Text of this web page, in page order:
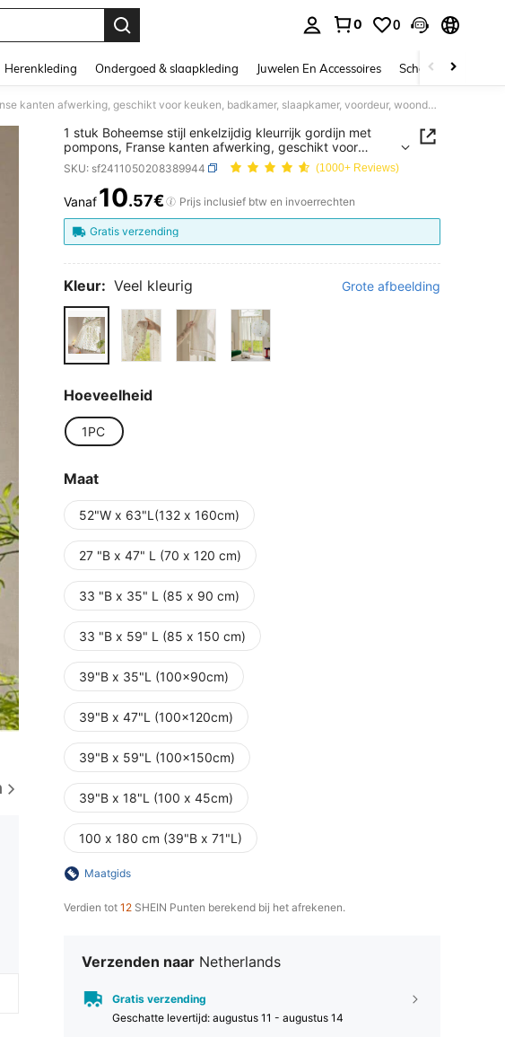
0 0
Herenkleding Ondergoed & slaapkleding Juwelen En Accessoires Schoonheid &
1 stuk Boheemse stijl enkelzijdig kleurrijk gordijn met pompons, Franse kanten afwerking, geschikt voor keuken, badkamer, slaapkamer, voordeur, woondecoratie, tunnelzoom, eenvoudig te installeren
1 stuk Boheemse stijl enkelzijdig kleurrijk gordijn met
pompons, Franse kanten afwerking, geschikt voor
keuken, badkamer, slaapkamer, voordeur,
woondecoratie, tunnelzoom, eenvoudig te installeren
SKU: sf2411050208389944 (1000+ Reviews)
PRICE AND AVAILABILITY
Vanaf10.57€ Prijs inclusief btw en invoerrechten
Gratis verzending
Kleur: Veel kleurig Grote afbeelding
Hoeveelheid
1PC
Maat
52"W x 63"L(132 x 160cm)
27 "B x 47" L (70 x 120 cm)
33 "B x 35" L (85 x 90 cm)
33 "B x 59" L (85 x 150 cm)
39"B x 35"L (100x90cm)
39"B x 47"L (100x120cm)
39"B x 59"L (100x150cm)
39"B x 18"L (100 x 45cm)
100 x 180 cm (39"B x 71"L)
Maatgids
Verdien tot 12 SHEIN Punten berekend bij het afrekenen.
Verzenden naar Netherlands
Gratis verzending
Geschatte levertijd: augustus 11 - augustus 14